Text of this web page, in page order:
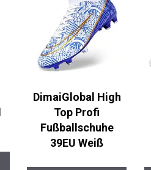
DimaiGlobal High
Top Profi
Fußballschuhe
39EU Weiß